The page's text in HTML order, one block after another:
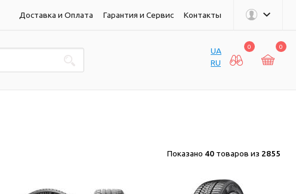
Доставка и Оплата Гарантия и Сервис Контакты
UA
RU
0 0
Показано 40 товаров из 2855